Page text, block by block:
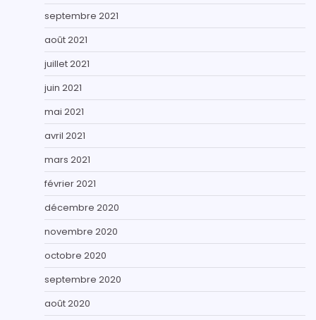
septembre 2021
août 2021
juillet 2021
juin 2021
mai 2021
avril 2021
mars 2021
février 2021
décembre 2020
novembre 2020
octobre 2020
septembre 2020
août 2020